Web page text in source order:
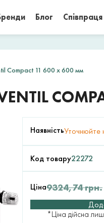
Блог Співпраця
Compact 11 600 x 600 мм
НаявністьУточнюйте
Код товару22272
Ціна9324,74грн.
*Ціна дійсна